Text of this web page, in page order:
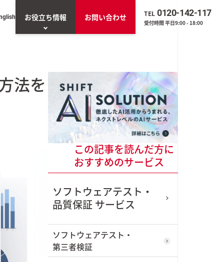
ージェント「ネ
武鉄道株式会社
お役立ち情報
導入・管理実態アン
査（2025年版）
今すぐダウンロード
お問い合わせ TEL 0120-142-117
受付時間 平日9:00 - 18:00
法を
この記事を読んだ方に
おすすめのサービス
ソフトウェアテスト・
品質保証 サービス
ソフトウェアテスト・
第三者検証